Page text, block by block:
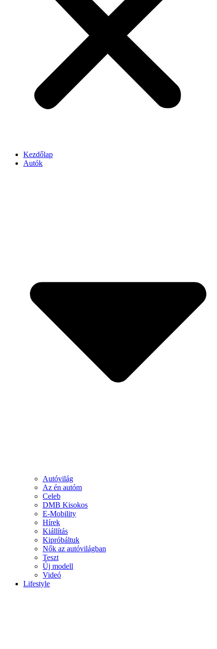
Kezdőlap
Autók
Autóvilág
Az én autóm
Celeb
DMB Kisokos
E-Mobility
Hírek
Kiállítás
Kipróbáltuk
Nők az autóvilágban
Teszt
Új modell
Videó
Lifestyle